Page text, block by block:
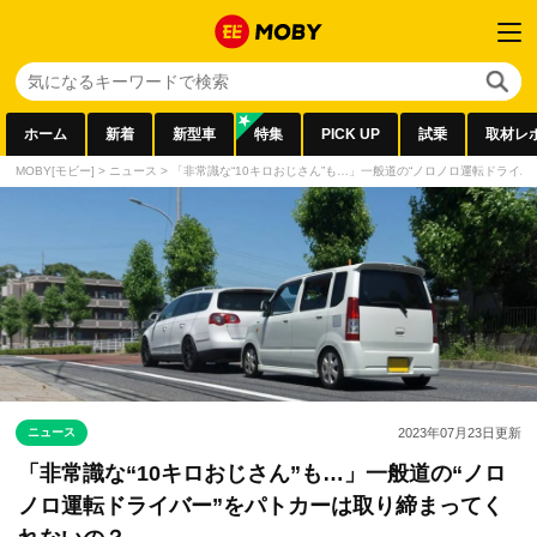
ホーム 新着 新型車 特集 PICK UP 試乗 取材レ
MOBY[モビー] > ニュース > 「非常識な“10キロおじさん”も…」一般道の“ノロノロ運転ドライ
ニュース 2023年07月23日更新
「非常識な“10キロおじさん”も…」一般道の“ノロ
ノロ運転ドライバー”をパトカーは取り締まってく